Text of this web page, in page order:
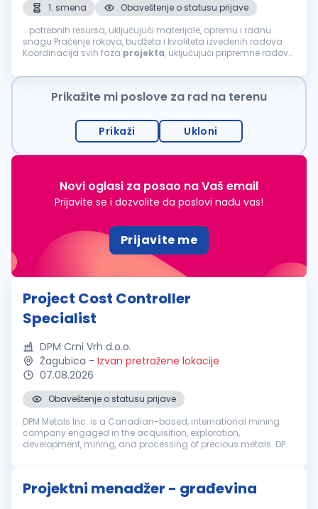
1. smena
Obaveštenje o statusu prijave
...potrebnih resursa, uključujući materijale, opremu i radnu
snagu Praćenje rokova, budžeta i kvaliteta izvedenih radova
Koordinacija svih faza projekta, uključujući pripremne radove,
podizvođača...
Prikažite mi poslove za rad na terenu
Prikaži Ukloni
Novi oglasi za posao na Vaš email
Prijavite se i dozvolite da poslovi nađu vas!
Prijavite me
Project Cost Controller
Specialist
DPM Crni Vrh d.o.o.
Žagubica - Izvan pretražene lokacije
07.08.2026
Obaveštenje o statusu prijave
DPM Metals Inc. is a Canadian-based, international mining
company engaged in the acquisition, exploration,
development, mining, and processing of precious metals. DPM
Projektni menadžer - građevina